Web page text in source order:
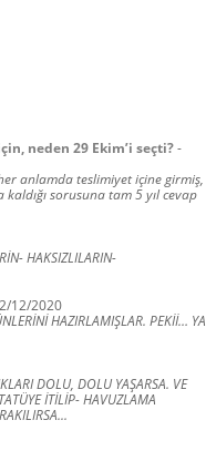
neden 29 Ekim’i seçti?-
anlamda teslimiyet içine girmiş,
sorusuna tam 5 yıl cevap
HAKSIZLILARIN-
12/2020
HAZIRLAMIŞLAR. PEKİİ… YA
DOLU, DOLU YAŞARSA. VE
İTİLİP- HAVUZLAMA